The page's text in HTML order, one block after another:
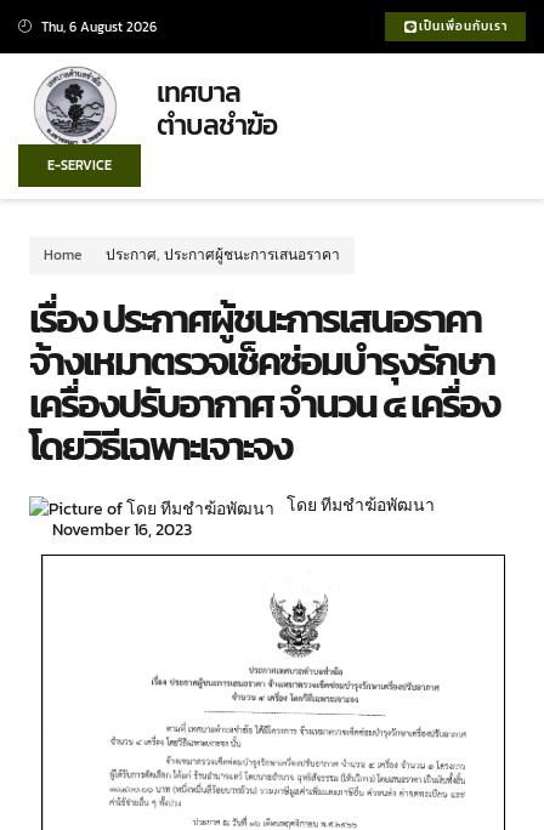
Thu, 6 August 2026 เป็นเพื่อนกับเรา
เทศบาล
ตำบลชำฆ้อ
E-SERVICE
Home ประกาศ, ประกาศผู้ชนะการเสนอราคา
เรื่อง ประกาศผู้ชนะการเสนอราคา
จ้างเหมาตรวจเช็คซ่อมบำรุงรักษา
เครื่องปรับอากาศ จำนวน ๔ เครื่อง
โดยวิธีเฉพาะเจาะจง
โดย ทีมชำฆ้อพัฒนา
November 16, 2023